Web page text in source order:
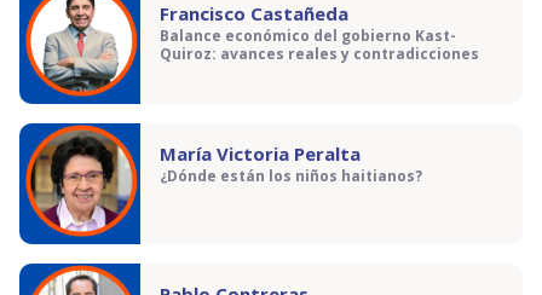
Francisco Castañeda
Balance económico del gobierno Kast-
Quiroz: avances reales y contradicciones
María Victoria Peralta
¿Dónde están los niños haitianos?